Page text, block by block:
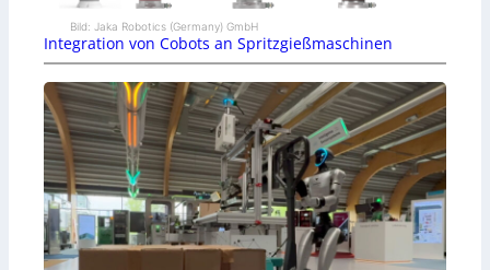
Bild: Jaka Robotics (Germany) GmbH
Integration von Cobots an Spritzgießmaschinen